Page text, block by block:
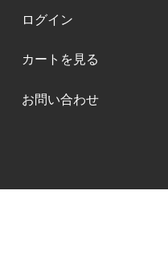
ログイン
カートを見る
お問い合わせ